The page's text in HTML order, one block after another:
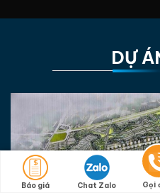
DỰ
Báo giá Chat Zalo Gọi